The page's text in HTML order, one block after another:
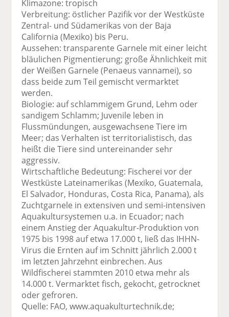
Klimazone: tropisch
Verbreitung: östlicher Pazifik vor der Westküste
Zentral- und Südamerikas von der Baja
California (Mexiko) bis Peru.
Aussehen: transparente Garnele mit einer leicht
bläulichen Pigmentierung; große Ähnlichkeit mit
der Weißen Garnele (Penaeus vannamei), so
dass beide zum Teil gemischt vermarktet
werden.
Biologie: auf schlammigem Grund, Lehm oder
sandigem Schlamm; Juvenile leben in
Flussmündungen, ausgewachsene Tiere im
Meer; das Verhalten ist territorialistisch, das
heißt die Tiere sind untereinander sehr
aggressiv.
Wirtschaftliche Bedeutung: Fischerei vor der
Westküste Lateinamerikas (Mexiko, Guatemala,
El Salvador, Honduras, Costa Rica, Panama), als
Zuchtgarnele in extensiven und semi-intensiven
Aquakultursystemen u.a. in Ecuador; nach
einem Anstieg der Aquakultur-Produktion von
1975 bis 1998 auf etwa 17.000 t, ließ das IHHN-
Virus die Ernten auf im Schnitt jährlich 2.000 t
im letzten Jahrzehnt einbrechen. Aus
Wildfischerei stammten 2010 etwa mehr als
14.000 t. Vermarktet fisch, gekocht, getrocknet
oder gefroren.
Quelle: FAO, www.aquakulturtechnik.de;